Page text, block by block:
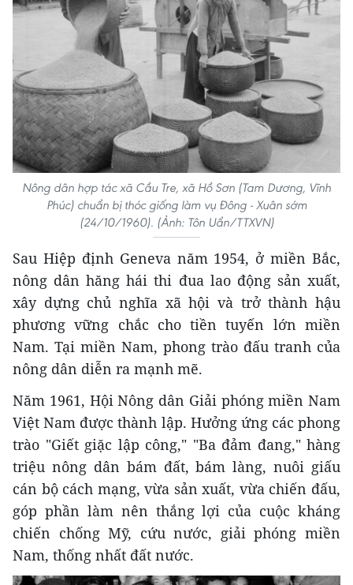
Nông dân hợp tác xã Cầu Tre, xã Hồ Sơn (Tam Dương, Vĩnh
Phúc) chuẩn bị thóc giống làm vụ Đông - Xuân sớm
(24/10/1960). (Ảnh: Tôn Uẩn/TTXVN)
Sau Hiệp định Geneva năm 1954, ở miền Bắc,
nông dân hăng hái thi đua lao động sản xuất,
xây dựng chủ nghĩa xã hội và trở thành hậu
phương vững chắc cho tiền tuyến lớn miền
Nam. Tại miền Nam, phong trào đấu tranh của
nông dân diễn ra mạnh mẽ.
Năm 1961, Hội Nông dân Giải phóng miền Nam
Việt Nam được thành lập. Hưởng ứng các phong
trào "Giết giặc lập công," "Ba đảm đang," hàng
triệu nông dân bám đất, bám làng, nuôi giấu
cán bộ cách mạng, vừa sản xuất, vừa chiến đấu,
góp phần làm nên thắng lợi của cuộc kháng
chiến chống Mỹ, cứu nước, giải phóng miền
Nam, thống nhất đất nước.